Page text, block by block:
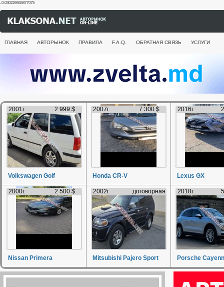
-0.030226945877075
ГЛАВНАЯ АВТОРЫНОК ПРАВИЛА F.A.Q. ОБРАТНАЯ СВЯЗЬ УСЛУГИ
2001г. 2 999 $
Volkswagen Golf
2007г. 7 300 $
Honda CR-V
2016г.
Lexus GX
2000г. 2 500 $
Nissan Primera
2002г. договорная
Mitsubishi Pajero Sport
2018г.
Porsche